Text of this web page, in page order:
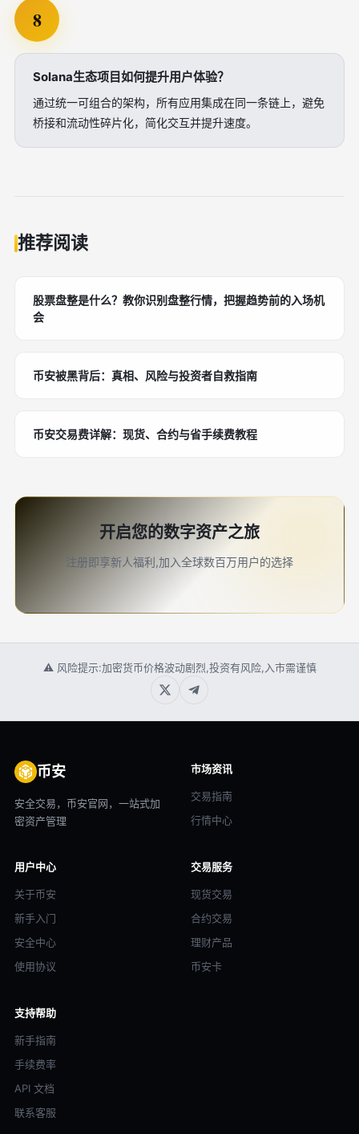
8
Solana生态项目如何提升用户体验？
通过统一可组合的架构，所有应用集成在同一条链上，避免
桥接和流动性碎片化，简化交互并提升速度。
推荐阅读
股票盘整是什么？教你识别盘整行情，把握趋势前的入场机
会
币安被黑背后：真相、风险与投资者自救指南
币安交易费详解：现货、合约与省手续费教程
开启您的数字资产之旅
注册即享新人福利,加入全球数百万用户的选择
⚠ 风险提示:加密货币价格波动剧烈,投资有风险,入市需谨慎
币安
安全交易，币安官网，一站式加
密资产管理
市场资讯
交易指南
行情中心
用户中心
关于币安
新手入门
安全中心
使用协议
交易服务
现货交易
合约交易
理财产品
币安卡
支持帮助
新手指南
手续费率
API 文档
联系客服